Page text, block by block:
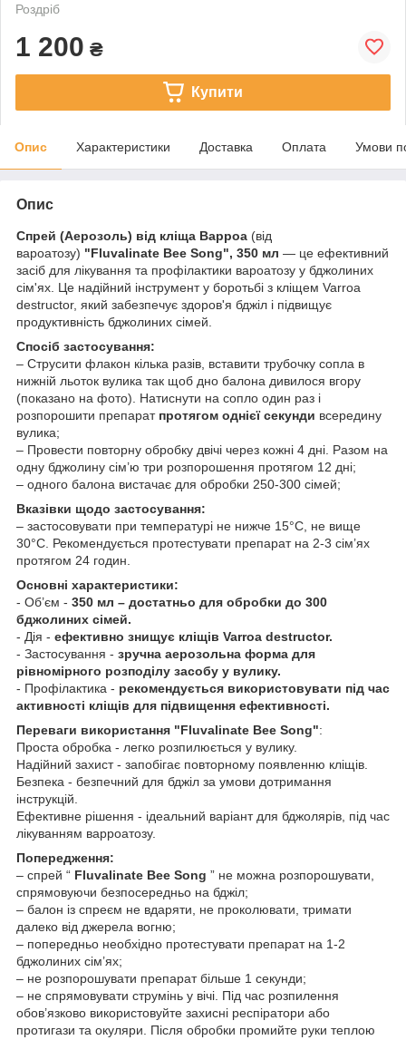
Роздріб
1 200 ₴
Купити
Опис Характеристики Доставка Оплата Умови
Опис
Спрей (Аерозоль) від кліща Варроа (від
вароатозу) "Fluvalinate Bee Song", 350 мл — це ефективний
засіб для лікування та профілактики вароатозу у бджолиних
сім'ях. Це надійний інструмент у боротьбі з кліщем Varroa
destructor, який забезпечує здоров'я бджіл і підвищує
продуктивність бджолиних сімей.
Спосіб застосування:
– Струсити флакон кілька разів, вставити трубочку сопла в
нижній льоток вулика так щоб дно балона дивилося вгору
(показано на фото). Натиснути на сопло один раз і
розпорошити препарат протягом однієї секунди всередину
вулика;
– Провести повторну обробку двічі через кожні 4 дні. Разом на
одну бджолину сім’ю три розпорошення протягом 12 дні;
– одного балона вистачає для обробки 250-300 сімей;
Вказівки щодо застосування:
– застосовувати при температурі не нижче 15°C, не вище
30°C. Рекомендується протестувати препарат на 2-3 сім’ях
протягом 24 годин.
Основні характеристики:
- Об’єм - 350 мл – достатньо для обробки до 300
бджолиних сімей.
- Дія - ефективно знищує кліщів Varroa destructor.
- Застосування - зручна аерозольна форма для
рівномірного розподілу засобу у вулику.
- Профілактика - рекомендується використовувати під час
активності кліщів для підвищення ефективності.
Переваги використання "Fluvalinate Bee Song":
Проста обробка - легко розпилюється у вулику.
Надійний захист - запобігає повторному появленню кліщів.
Безпека - безпечний для бджіл за умови дотримання
інструкцій.
Ефективне рішення - ідеальний варіант для бджолярів, під час
лікуванням варроатозу.
Попередження:
– спрей “ Fluvalinate Bee Song ” не можна розпорошувати,
спрямовуючи безпосередньо на бджіл;
– балон із спреєм не вдаряти, не проколювати, тримати
далеко від джерела вогню;
– попередньо необхідно протестувати препарат на 1-2
бджолиних сім’ях;
– не розпорошувати препарат більше 1 секунди;
– не спрямовувати струмінь у вічі. Під час розпилення
обов’язково використовуйте захисні респіратори або
протигази та окуляри. Після обробки промийте руки теплою